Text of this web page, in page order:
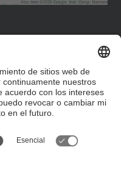
que
vuestros datos